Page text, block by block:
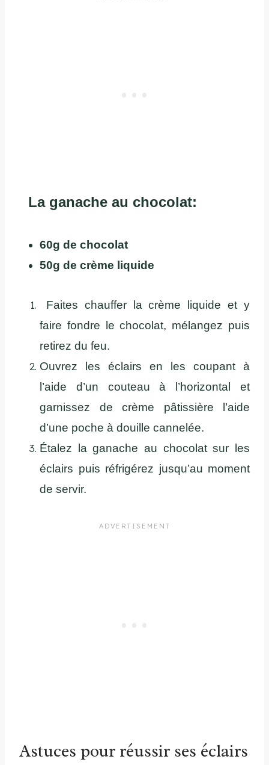
La ganache au chocolat:
60g de chocolat
50g de crème liquide
Faites chauffer la crème liquide et y
faire fondre le chocolat, mélangez puis
retirez du feu.
Ouvrez les éclairs en les coupant à
l’aide d’un couteau à l’horizontal et
garnissez de crème pâtissière l’aide
d’une poche à douille cannelée.
Étalez la ganache au chocolat sur les
éclairs puis réfrigérez jusqu’au moment
de servir.
Astuces pour réussir ses éclairs